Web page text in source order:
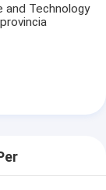
and Technology